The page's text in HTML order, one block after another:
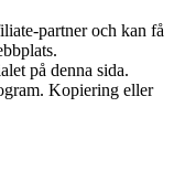
partner och kan få
på denna sida.
Kopiering eller